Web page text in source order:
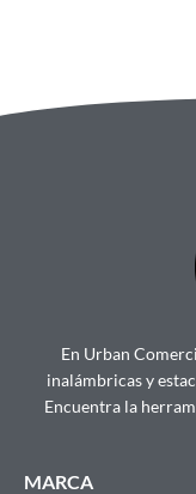
En Urban
inalámbricas y
Encuentra la
MARCA